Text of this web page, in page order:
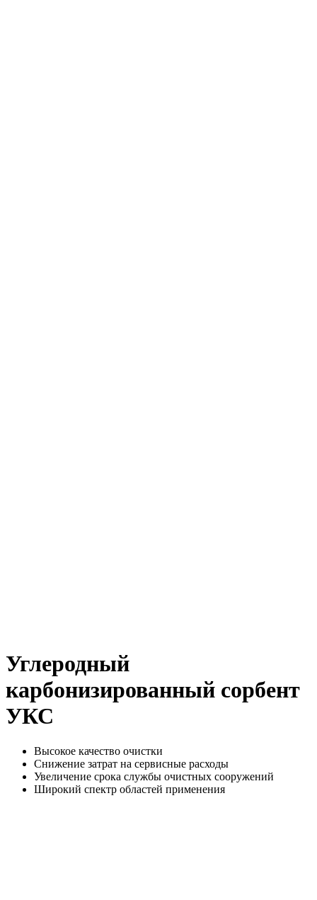
Углеродный
карбонизированный сорбент
УКС
Высокое качество очистки
Снижение затрат на сервисные расходы
Увеличение срока службы очистных сооружений
Широкий спектр областей применения